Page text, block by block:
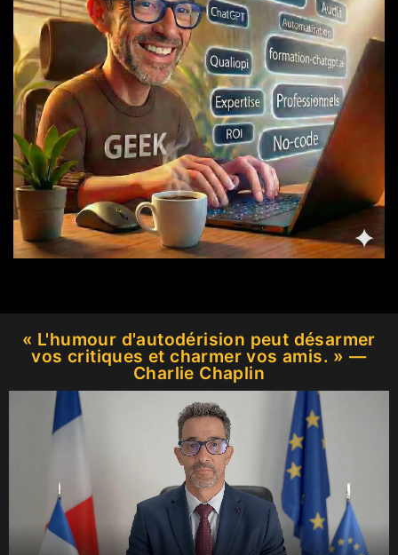
« L'humour d'autodérision peut désarmer
vos critiques et charmer vos amis. » —
Charlie Chaplin